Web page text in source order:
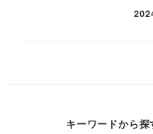
キーワードから探